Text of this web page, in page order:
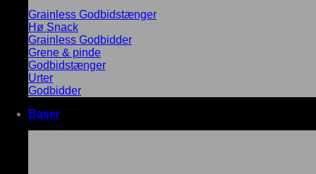
Grainless Godbidstænger
Hø Snack
Grainless Godbidder
Grene & pinde
Godbidstænger
Urter
Godbidder
Baser